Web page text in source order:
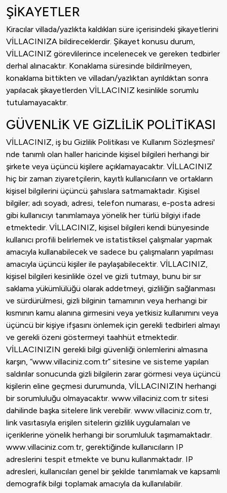
ŞİKAYETLER
Kiracılar villada/yazlıkta kaldıkları süre içerisindeki şikayetlerini
VİLLACINIZA bildireceklerdir. Şikayet konusu durum,
VİLLACINIZ görevlilerince incelenecek ve gereken tedbirler
derhal alınacaktır. Konaklama süresinde bildirilmeyen,
konaklama bittikten ve villadan/yazlıktan ayrıldıktan sonra
yapılacak şikayetlerden VİLLACINIZ kesinlikle sorumlu
tutulamayacaktır.
GÜVENLİK VE GİZLİLİK POLİTİKASI
VİLLACINIZ, iş bu Gizlilik Politikası ve Kullanım Sözleşmesi'
nde tanımlı olan haller haricinde kişisel bilgileri herhangi bir
şirkete veya üçüncü kişilere açıklamayacaktır. VİLLACINIZ
hiç bir zaman ziyaretçilerin, kayıtlı kullanıcıların ve ortakların
kişisel bilgilerini üçüncü şahıslara satmamaktadır. Kişisel
bilgiler; adı soyadı, adresi, telefon numarası, e-posta adresi
gibi kullanıcıyı tanımlamaya yönelik her türlü bilgiyi ifade
etmektedir. VİLLACINIZ, kişisel bilgileri kendi bünyesinde
kullanıcı profili belirlemek ve istatistiksel çalışmalar yapmak
amacıyla kullanabilecek ve sadece bu çalışmaların yapılması
amacıyla üçüncü kişiler ile paylaşabilecektir. VİLLACINIZ,
kişisel bilgileri kesinlikle özel ve gizli tutmayı, bunu bir sır
saklama yükümlülüğü olarak addetmeyi, gizliliğin sağlanması
ve sürdürülmesi, gizli bilginin tamamının veya herhangi bir
kısmının kamu alanına girmesini veya yetkisiz kullanımını veya
üçüncü bir kişiye ifşasını önlemek için gerekli tedbirleri almayı
ve gerekli özeni göstermeyi taahhüt etmektedir.
VİLLACINIZIN gerekli bilgi güvenliği önlemlerini almasına
karşın, “www.villaciniz.com.tr” sitesine ve sisteme yapılan
saldırılar sonucunda gizli bilgilerin zarar görmesi veya üçüncü
kişilerin eline geçmesi durumunda, VİLLACINIZIN herhangi
bir sorumluluğu olmayacaktır. www.villaciniz.com.tr sitesi
dahilinde başka sitelere link verebilir. www.villaciniz.com.tr,
link vasıtasıyla erişilen sitelerin gizlilik uygulamaları ve
içeriklerine yönelik herhangi bir sorumluluk taşımamaktadır.
www.villaciniz.com.tr, gerektiğinde kullanıcıların IP
adreslerini tespit etmekte ve bunu kullanmaktadır. IP
adresleri, kullanıcıları genel bir şekilde tanımlamak ve kapsamlı
demografik bilgi toplamak amacıyla da kullanılabilir.